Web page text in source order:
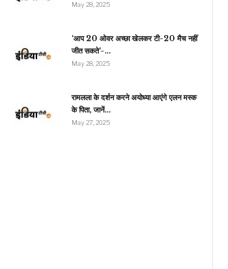
May 28, 2025
‘आप 20 ओवर अच्छा खेलकर टी-20 मैच नहीं
जीत सकते’-…
May 28, 2025
रामलला के दर्शन करने अयोध्या आएंगे एलन मस्क
के पिता, जानें…
May 27, 2025